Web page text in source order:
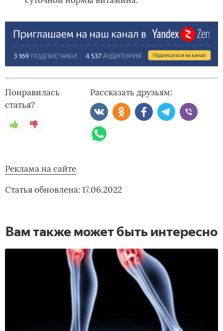
Понравилась
статья?
Рассказать друзьям:
Реклама на сайте
Статья обновлена: 17.06.2022
Вам также может быть интересно